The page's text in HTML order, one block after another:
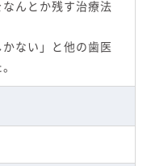
なんとか残す治療法
かない」と他の歯医